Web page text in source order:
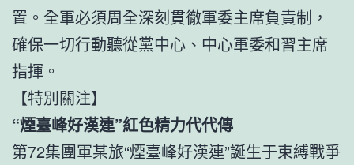
置。全軍必須周全深刻貫徹軍委主席負責制，
確保一切行動聽從黨中心、中心軍委和習主席
指揮。
【特別關注】
“煙臺峰好漢連”紅色精力代代傳
第72集團軍某旅“煙臺峰好漢連”誕生于束縛戰爭